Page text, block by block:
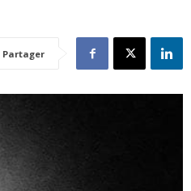
Partager